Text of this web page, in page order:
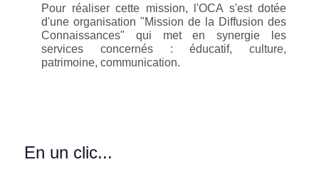
Pour réaliser cette mission, l'OCA s'est dotée
d'une organisation "Mission de la Diffusion des
Connaissances" qui met en synergie les
services concernés : éducatif, culture,
patrimoine, communication.
En un clic...